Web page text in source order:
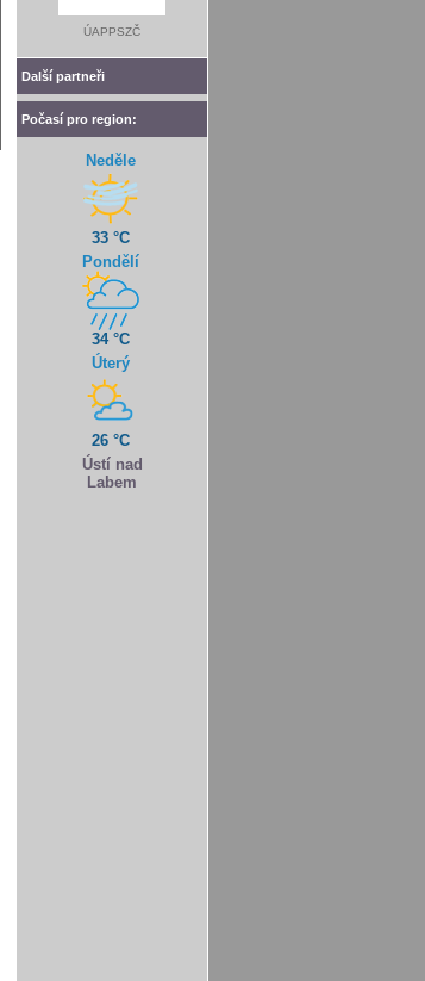
ÚAPPSZČ
Další partneři
Počasí pro region:
Neděle
33 °C
Pondělí
34 °C
Úterý
26 °C
Ústí nad
Labem